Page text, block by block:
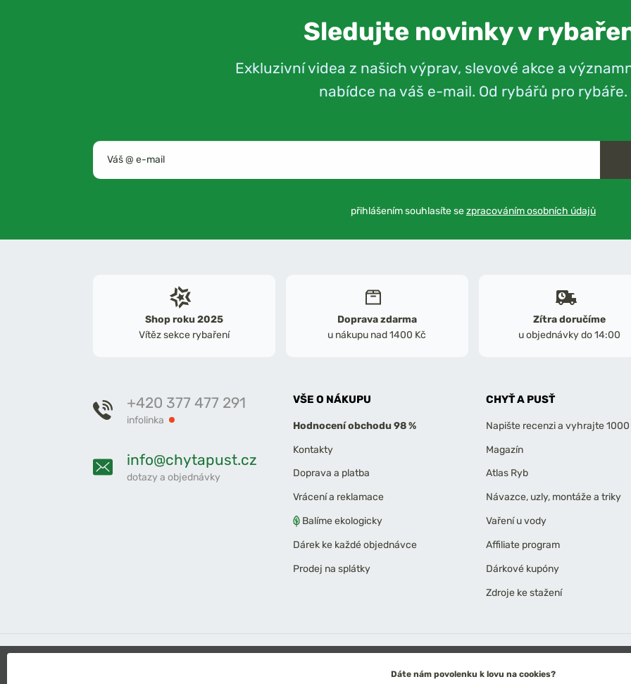
Sledujte novinky v
Exkluzivní videa z našich výprav, slevové akce a
nabídce na váš e-mail. Od rybářů pro rybáře.
přihlášením souhlasíte sezpracováním osobních údajů
Shop roku 2025
Vítěz sekce rybaření
Doprava zdarma
u nákupu nad 1400 Kč
Zítra doručíme
u objednávky do 14:00
+420 377 477 291
infolinka
info@chytapust.cz
dotazy a objednávky
VŠE O NÁKUPU
Hodnocení obchodu 98 %
Kontakty
Doprava a platba
Vrácení a reklamace
Balíme ekologicky
Dárek ke každé objednávce
Prodej na splátky
CHYŤ A PUSŤ
Napište recenzi a vyhrajte 1000
Magazín
Atlas Ryb
Návazce, uzly, montáže a triky
Vaření u vody
Affiliate program
Dárkové kupóny
Zdroje ke stažení
Dáte nám povolenku k lovu na cookies?